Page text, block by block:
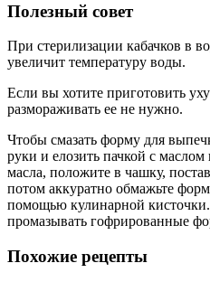
Полезный совет
При стерилизации кабачков в
увеличит температуру воды.
Если вы хотите приготовить
размораживать ее не нужно.
Чтобы смазать форму для
руки и елозить пачкой с
масла, положите в чашку,
потом аккуратно обмажьте
помощью кулинарной
промазывать гофрированные
Похожие рецепты